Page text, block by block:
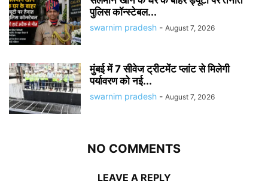
पुलिस कॉन्स्टेबल...
swarnim pradesh - August 7, 2026
मुंबई में 7 सीवेज ट्रीटमेंट प्लांट से मिलेगी
पर्यावरण को नई...
swarnim pradesh - August 7, 2026
NO COMMENTS
LEAVE A REPLY